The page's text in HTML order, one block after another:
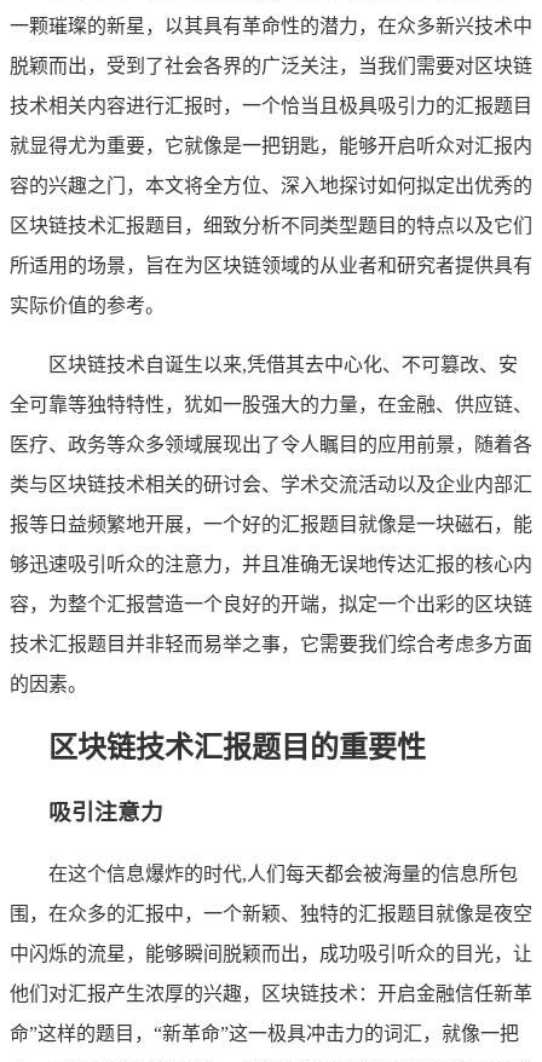
一颗璀璨的新星，以其具有革命性的潜力，在众多新兴技术中
脱颖而出，受到了社会各界的广泛关注，当我们需要对区块链
技术相关内容进行汇报时，一个恰当且极具吸引力的汇报题目
就显得尤为重要，它就像是一把钥匙，能够开启听众对汇报内
容的兴趣之门，本文将全方位、深入地探讨如何拟定出优秀的
区块链技术汇报题目，细致分析不同类型题目的特点以及它们
所适用的场景，旨在为区块链领域的从业者和研究者提供具有
实际价值的参考。
区块链技术自诞生以来,凭借其去中心化、不可篡改、安
全可靠等独特特性，犹如一股强大的力量，在金融、供应链、
医疗、政务等众多领域展现出了令人瞩目的应用前景，随着各
类与区块链技术相关的研讨会、学术交流活动以及企业内部汇
报等日益频繁地开展，一个好的汇报题目就像是一块磁石，能
够迅速吸引听众的注意力，并且准确无误地传达汇报的核心内
容，为整个汇报营造一个良好的开端，拟定一个出彩的区块链
技术汇报题目并非轻而易举之事，它需要我们综合考虑多方面
的因素。
区块链技术汇报题目的重要性
吸引注意力
在这个信息爆炸的时代,人们每天都会被海量的信息所包
围，在众多的汇报中，一个新颖、独特的汇报题目就像是夜空
中闪烁的流星，能够瞬间脱颖而出，成功吸引听众的目光，让
他们对汇报产生浓厚的兴趣，区块链技术：开启金融信任新革
命”这样的题目，“新革命”这一极具冲击力的词汇，就像一把